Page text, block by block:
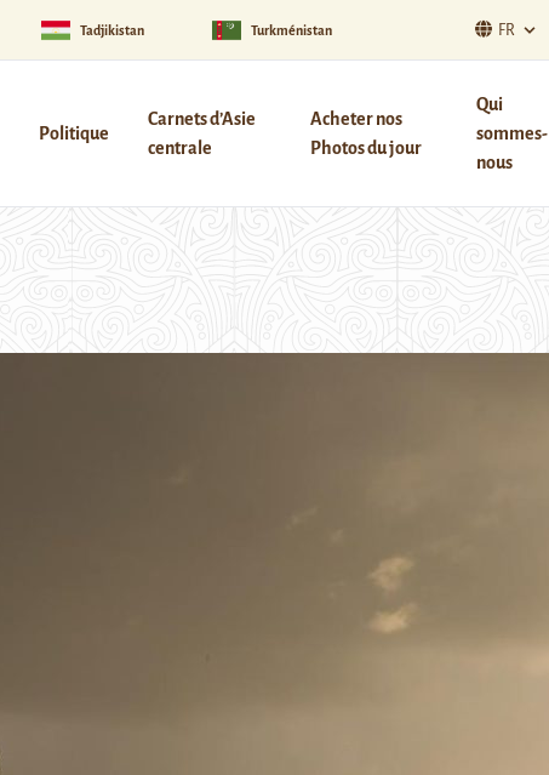
Tadjikistan Turkménistan FR
Politique
Carnets d’Asie
centrale
Acheter nos
Photos du jour
Qui
sommes-
nous